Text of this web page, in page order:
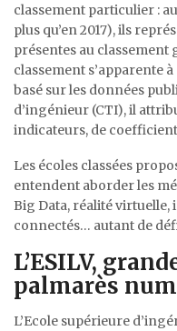
classement particulier :
plus qu’en 2017), ils
présentes au classement
classement s’apparente
basé sur les données
d’ingénieur (CTI), il
indicateurs, de
Les écoles classées
entendent aborder les
Big Data, réalité
connectés… autant de
L’ESILV,
palmarès
L’Ecole supérieure